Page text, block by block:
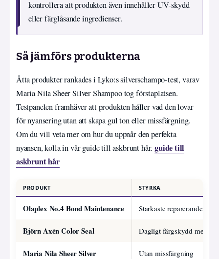
kontrollera att produkten även innehåller UV-skydd
eller färglåsande ingredienser.
Så jämförs produkterna
Åtta produkter rankades i Lyko:s silverschampo-test, varav
Maria Nila Sheer Silver Shampoo tog förstaplatsen.
Testpanelen framhäver att produkten håller vad den lovar
för nyansering utan att skapa gul ton eller missfärgning.
Om du vill veta mer om hur du uppnår den perfekta
nyansen, kolla in vår guide till askbrunt hår.guide till
askbrunt hår
PRODUKT STYRKA
Olaplex No.4 Bond Maintenance Starkaste reparerande
Björn Axén Color Seal Dagligt färgskydd med
Maria Nila Sheer Silver Utan missfärgning